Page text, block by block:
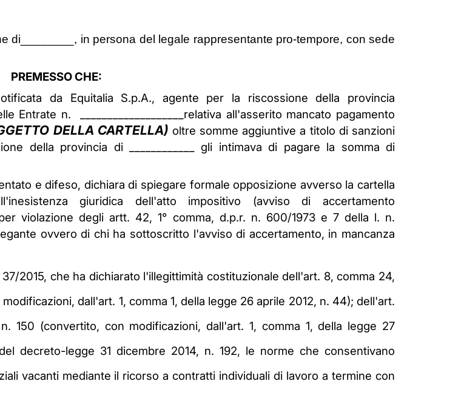
di________, in persona del legale rappresentante pro-tempore, con sede
PREMESSO CHE:
notificata da Equitalia S.p.A., agente per la riscossione della provincia
Entrate n. ___________________relativa all'asserito mancato pagamento
DELLA CARTELLA) oltre somme aggiuntive a titolo di sanzioni
della provincia di ____________ gli intimava di pagare la somma di
e difeso, dichiara di spiegare formale opposizione avverso la cartella
giuridica dell'atto impositivo (avviso di accertamento
per violazione degli artt. 42, 1° comma, d.p.r. n. 600/1973 e 7 della l. n.
ovvero di chi ha sottoscritto l'avviso di accertamento, in mancanza
2015, che ha dichiarato l'illegittimità costituzionale dell'art. 8, comma 24,
dall'art. 1, comma 1, della legge 26 aprile 2012, n. 44); dell'art.
150 (convertito, con modificazioni, dall'art. 1, comma 1, della legge 27
decreto-legge 31 dicembre 2014, n. 192, le norme che consentivano
vacanti mediante il ricorso a contratti individuali di lavoro a termine con